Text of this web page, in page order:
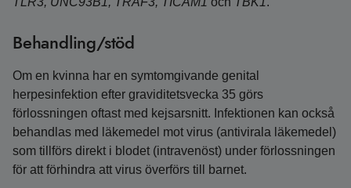
Behandling/stöd
Om en kvinna har en symtomgivande genital
herpesinfektion efter graviditetsvecka 35 görs
förlossningen oftast med kejsarsnitt. Infektionen kan också
behandlas med läkemedel mot virus (antivirala läkemedel)
som tillförs direkt i blodet (intravenöst) under förlossningen
för att förhindra att virus överförs till barnet.